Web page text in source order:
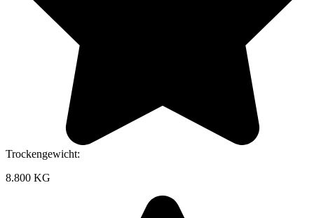
Trockengewicht:
8.800 KG